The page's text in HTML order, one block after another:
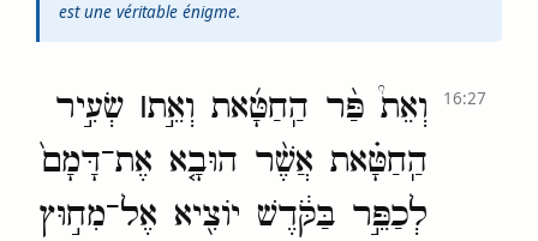
est une véritable énigme.
וְאֵת֩ פַּ֨ר הַֽחַטָּ֜את וְאֵ֣ת׀ שְׂעִ֣יר
הַֽחַטָּ֗את אֲשֶׁ֨ר הוּבָ֤א אֶת־דָּמָם֙
לְכַפֵּ֣ר בַּקֹּ֔דֶשׁ יוֹצִ֖יא אֶל־מִח֣וּץ
16:27